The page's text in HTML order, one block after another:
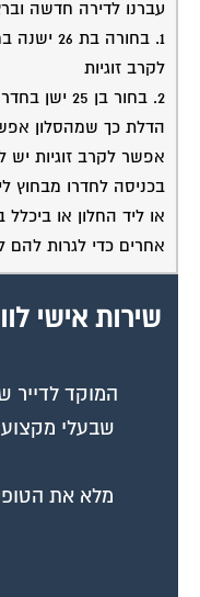
1. בחורה
לקרב זוגיות
הדלת כך שמהסלון
אפשר לקרב זוגיות יש
בכניסה לחדרו מבחוץ
או ליד החלון או
אחרים כדי לגרות להם
המוקד לדייר
שבעלי מקצוע
מלא את